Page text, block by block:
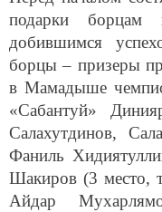
подарки
добившимся
борцы – призеры
в Мамадыше
«Сабантуй»
Салахутдинов,
Фаниль
Шакиров (3 место,
Айдар